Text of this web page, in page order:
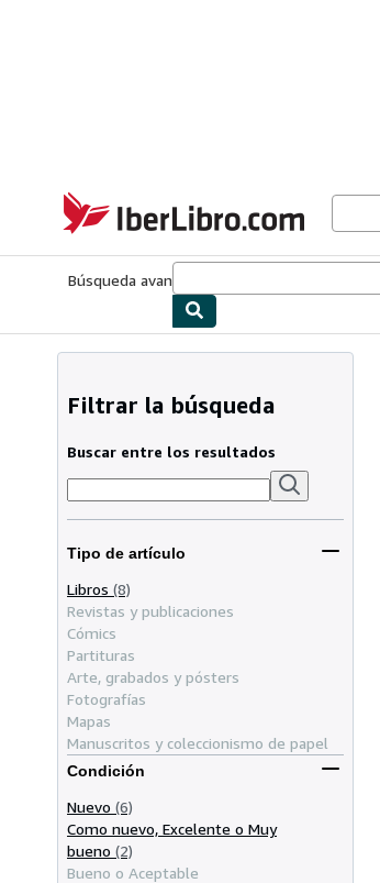
IberLibro.com
Búsqueda avanzada
Filtrar la búsqueda
Buscar entre los resultados
Tipo de artículo
Libros (8)
Revistas y publicaciones
Cómics
Partituras
Arte, grabados y pósters
Fotografías
Mapas
Manuscritos y coleccionismo de papel
Condición
Nuevo (6)
Como nuevo, Excelente o Muy
bueno (2)
Bueno o Aceptable